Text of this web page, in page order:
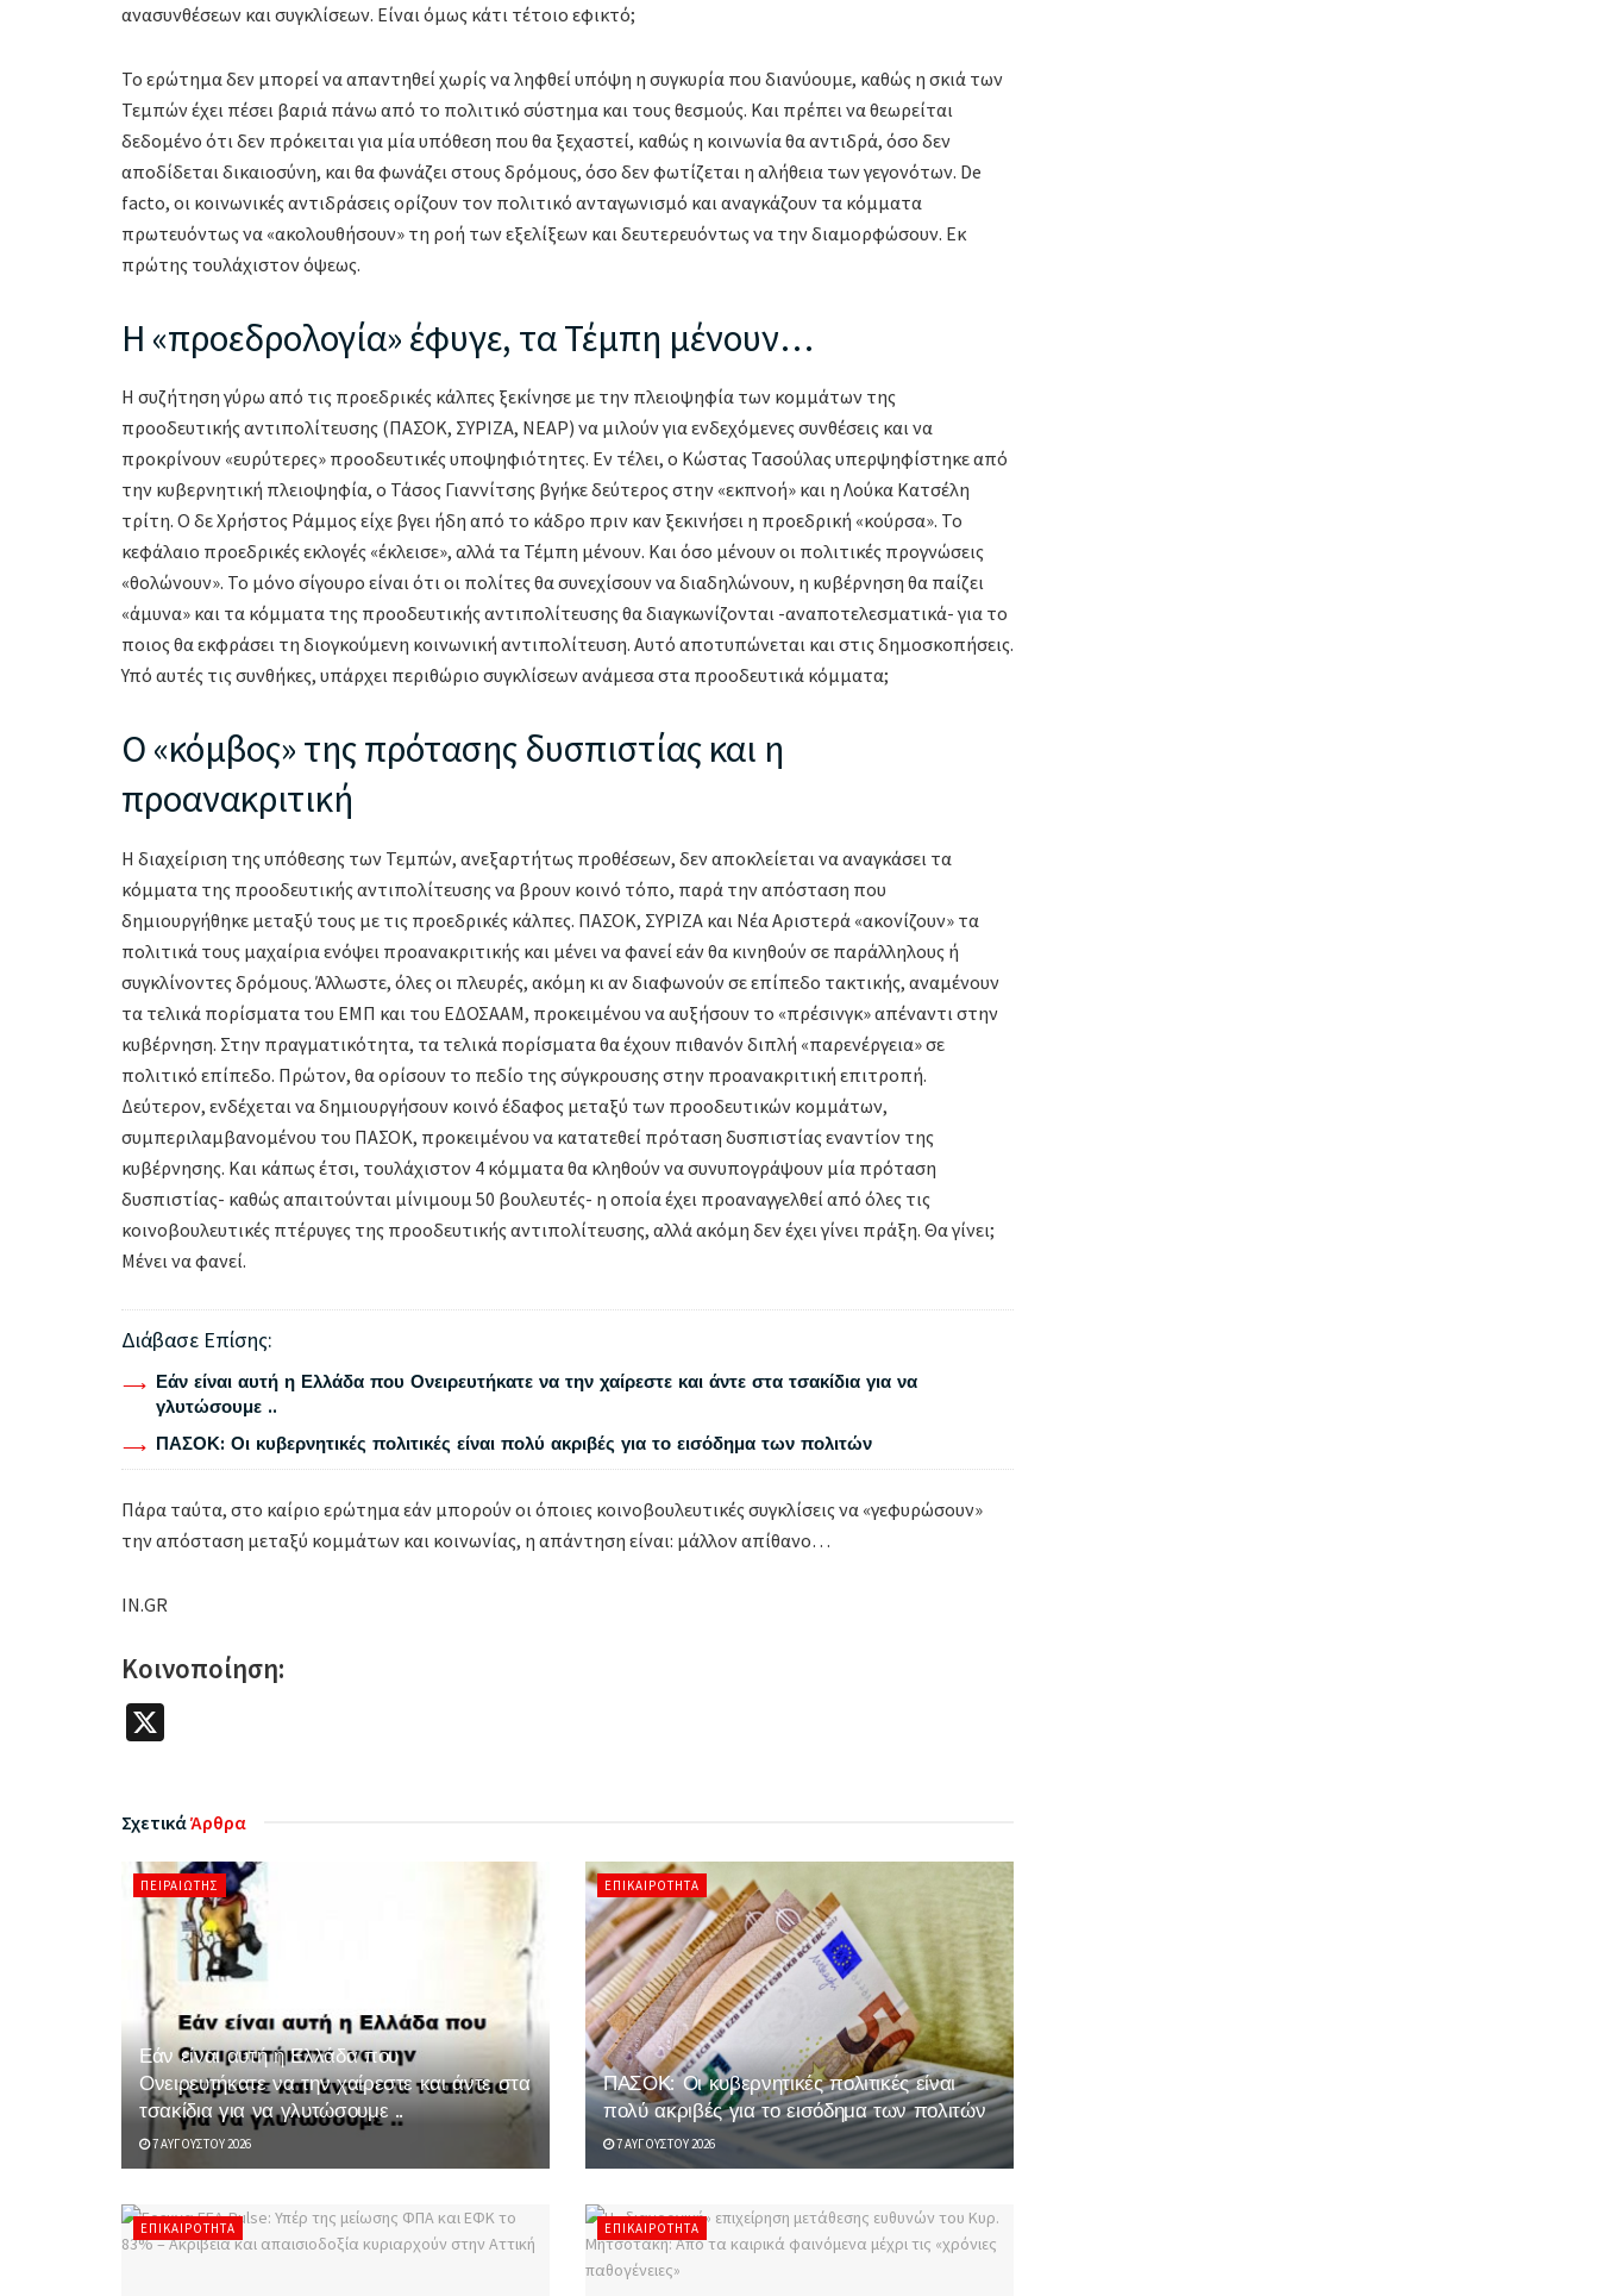
ανασυνθέσεων και συγκλίσεων. Είναι όμως κάτι τέτοιο εφικτό;
Το ερώτημα δεν μπορεί να απαντηθεί χωρίς να ληφθεί υπόψη η συγκυρία που διανύουμε, καθώς η σκιά των
Τεμπών έχει πέσει βαριά πάνω από το πολιτικό σύστημα και τους θεσμούς. Και πρέπει να θεωρείται
δεδομένο ότι δεν πρόκειται για μία υπόθεση που θα ξεχαστεί, καθώς η κοινωνία θα αντιδρά, όσο δεν
αποδίδεται δικαιοσύνη, και θα φωνάζει στους δρόμους, όσο δεν φωτίζεται η αλήθεια των γεγονότων. De
facto, οι κοινωνικές αντιδράσεις ορίζουν τον πολιτικό ανταγωνισμό και αναγκάζουν τα κόμματα
πρωτευόντως να «ακολουθήσουν» τη ροή των εξελίξεων και δευτερευόντως να την διαμορφώσουν. Εκ
πρώτης τουλάχιστον όψεως.
Η «προεδρολογία» έφυγε, τα Τέμπη μένουν…
Η συζήτηση γύρω από τις προεδρικές κάλπες ξεκίνησε με την πλειοψηφία των κομμάτων της
προοδευτικής αντιπολίτευσης (ΠΑΣΟΚ, ΣΥΡΙΖΑ, ΝΕΑΡ) να μιλούν για ενδεχόμενες συνθέσεις και να
προκρίνουν «ευρύτερες» προοδευτικές υποψηφιότητες. Εν τέλει, ο Κώστας Τασούλας υπερψηφίστηκε από
την κυβερνητική πλειοψηφία, ο Τάσος Γιαννίτσης βγήκε δεύτερος στην «εκπνοή» και η Λούκα Κατσέλη
τρίτη. Ο δε Χρήστος Ράμμος είχε βγει ήδη από το κάδρο πριν καν ξεκινήσει η προεδρική «κούρσα». Το
κεφάλαιο προεδρικές εκλογές «έκλεισε», αλλά τα Τέμπη μένουν. Και όσο μένουν οι πολιτικές προγνώσεις
«θολώνουν». Το μόνο σίγουρο είναι ότι οι πολίτες θα συνεχίσουν να διαδηλώνουν, η κυβέρνηση θα παίζει
«άμυνα» και τα κόμματα της προοδευτικής αντιπολίτευσης θα διαγκωνίζονται -αναποτελεσματικά- για το
ποιος θα εκφράσει τη διογκούμενη κοινωνική αντιπολίτευση. Αυτό αποτυπώνεται και στις δημοσκοπήσεις.
Υπό αυτές τις συνθήκες, υπάρχει περιθώριο συγκλίσεων ανάμεσα στα προοδευτικά κόμματα;
Ο «κόμβος» της πρότασης δυσπιστίας και η
προανακριτική
Η διαχείριση της υπόθεσης των Τεμπών, ανεξαρτήτως προθέσεων, δεν αποκλείεται να αναγκάσει τα
κόμματα της προοδευτικής αντιπολίτευσης να βρουν κοινό τόπο, παρά την απόσταση που
δημιουργήθηκε μεταξύ τους με τις προεδρικές κάλπες. ΠΑΣΟΚ, ΣΥΡΙΖΑ και Νέα Αριστερά «ακονίζουν» τα
πολιτικά τους μαχαίρια ενόψει προανακριτικής και μένει να φανεί εάν θα κινηθούν σε παράλληλους ή
συγκλίνοντες δρόμους. Άλλωστε, όλες οι πλευρές, ακόμη κι αν διαφωνούν σε επίπεδο τακτικής, αναμένουν
τα τελικά πορίσματα του ΕΜΠ και του ΕΔΟΣΑΑΜ, προκειμένου να αυξήσουν το «πρέσινγκ» απέναντι στην
κυβέρνηση. Στην πραγματικότητα, τα τελικά πορίσματα θα έχουν πιθανόν διπλή «παρενέργεια» σε
πολιτικό επίπεδο. Πρώτον, θα ορίσουν το πεδίο της σύγκρουσης στην προανακριτική επιτροπή.
Δεύτερον, ενδέχεται να δημιουργήσουν κοινό έδαφος μεταξύ των προοδευτικών κομμάτων,
συμπεριλαμβανομένου του ΠΑΣΟΚ, προκειμένου να κατατεθεί πρόταση δυσπιστίας εναντίον της
κυβέρνησης. Και κάπως έτσι, τουλάχιστον 4 κόμματα θα κληθούν να συνυπογράψουν μία πρόταση
δυσπιστίας- καθώς απαιτούνται μίνιμουμ 50 βουλευτές- η οποία έχει προαναγγελθεί από όλες τις
κοινοβουλευτικές πτέρυγες της προοδευτικής αντιπολίτευσης, αλλά ακόμη δεν έχει γίνει πράξη. Θα γίνει;
Μένει να φανεί.
Διάβασε Επίσης:
Εάν είναι αυτή η Ελλάδα που Ονειρευτήκατε να την χαίρεστε και άντε στα τσακίδια για να
γλυτώσουμε ..
ΠΑΣΟΚ: Οι κυβερνητικές πολιτικές είναι πολύ ακριβές για το εισόδημα των πολιτών
Πάρα ταύτα, στο καίριο ερώτημα εάν μπορούν οι όποιες κοινοβουλευτικές συγκλίσεις να «γεφυρώσουν»
την απόσταση μεταξύ κομμάτων και κοινωνίας, η απάντηση είναι: μάλλον απίθανο…
IN.GR
Κοινοποίηση:
ΣχετικάΆρθρα
ΠΕΙΡΑΙΏΤΗΣ
Εάν είναι αυτή η Ελλάδα που
Ονειρευτήκατε να την χαίρεστε και άντε στα
τσακίδια για να γλυτώσουμε ..
7 ΑΥΓΟΎΣΤΟΥ 2026
ΕΠΙΚΑΙΡΌΤΗΤΑ
ΠΑΣΟΚ: Οι κυβερνητικές πολιτικές είναι
πολύ ακριβές για το εισόδημα των πολιτών
7 ΑΥΓΟΎΣΤΟΥ 2026
ΕΠΙΚΑΙΡΌΤΗΤΑ ΕΠΙΚΑΙΡΌΤΗΤΑ